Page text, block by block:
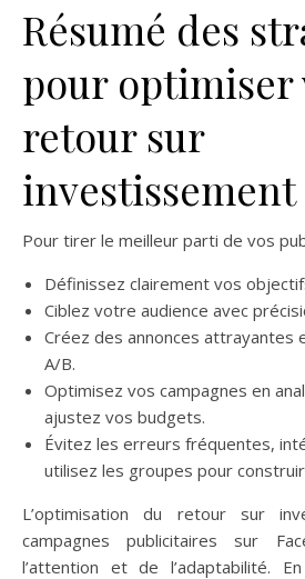
Résumé des
pour optimiser
retour sur
investissement
Pour tirer le meilleur parti de vos
Définissez clairement vos
Ciblez votre audience avec
Créez des annonces
A/B.
Optimisez vos campagnes en
ajustez vos budgets.
Évitez les erreurs fréquentes,
utilisez les groupes pour
L’optimisation du retour sur
campagnes publicitaires sur
l’attention et de l’adaptabilité.